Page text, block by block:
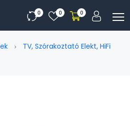
0 0 0
TV, Szórakoztató Elekt, HiFi